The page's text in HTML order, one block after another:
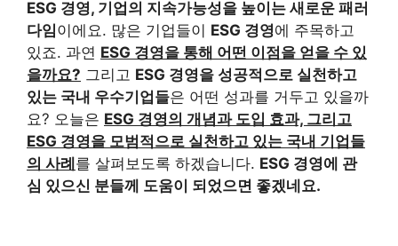
ESG 경영, 기업의 지속가능성을 높이는 새로운 패러
다임이에요. 많은 기업들이 ESG 경영에 주목하고
있죠. 과연 ESG 경영을 통해 어떤 이점을 얻을 수 있
을까요? 그리고 ESG 경영을 성공적으로 실천하고
있는 국내 우수기업들은 어떤 성과를 거두고 있을까
요? 오늘은 ESG 경영의 개념과 도입 효과, 그리고
ESG 경영을 모범적으로 실천하고 있는 국내 기업들
의 사례 를 살펴보도록 하겠습니다. ESG 경영에 관
심 있으신 분들께 도움이 되었으면 좋겠네요.